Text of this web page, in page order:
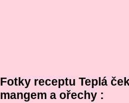
Fotky receptu Teplá
mangem a ořechy :